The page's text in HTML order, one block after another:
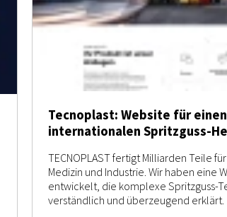
Tecnoplast: Website für einen
internationalen Spritzguss-
TECNOPLAST fertigt Milliarden Teile
Medizin und Industrie. Wir haben eine
entwickelt, die komplexe Spritzguss-
verständlich und überzeugend erklärt.